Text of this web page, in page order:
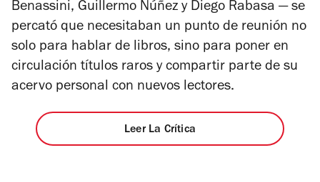
Benassini, Guillermo Núñez y Diego Rabasa — se
percató que necesitaban un punto de reunión no
solo para hablar de libros, sino para poner en
circulación títulos raros y compartir parte de su
acervo personal con nuevos lectores.
Leer La Crítica